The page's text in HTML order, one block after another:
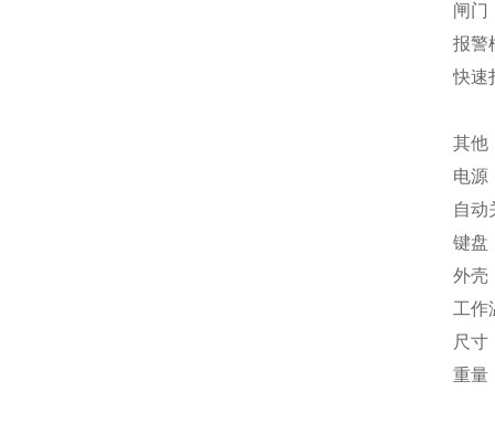
闸门
报警
快速
其他
电源
自动
键盘
外壳
工作
尺寸
重量